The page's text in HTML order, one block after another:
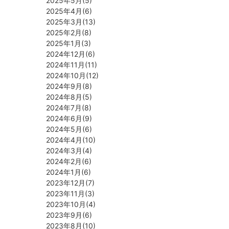
2025年4月(6)
2025年3月(13)
2025年2月(8)
2025年1月(3)
2024年12月(6)
2024年11月(11)
2024年10月(12)
2024年9月(8)
2024年8月(5)
2024年7月(8)
2024年6月(9)
2024年5月(6)
2024年4月(10)
2024年3月(4)
2024年2月(6)
2024年1月(6)
2023年12月(7)
2023年11月(3)
2023年10月(4)
2023年9月(6)
2023年8月(10)